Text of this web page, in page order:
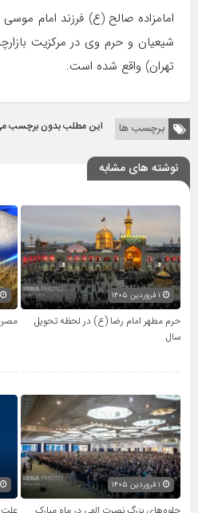
امامزاده صالح (ع) فرزند امام
شیعیان و حرم وی در مرکزیت
تهران) واقع شده است.
برچسب ها این مطلب بدون برچسب
نوشته های مشابه
حرم مطهر امام رضا (ع) در لحظه تحویل
سال